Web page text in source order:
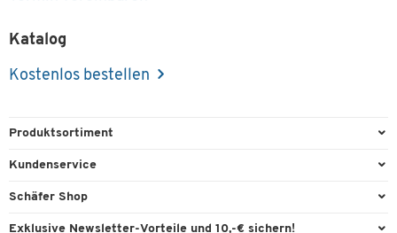
Katalog
Kostenlos bestellen
Produktsortiment
Büroausstattung
Kundenservice
Direktbestellung
Schäfer Shop
Services & Leistungen
Exklusive Newsletter-Vorteile und 10,-€ sichern!